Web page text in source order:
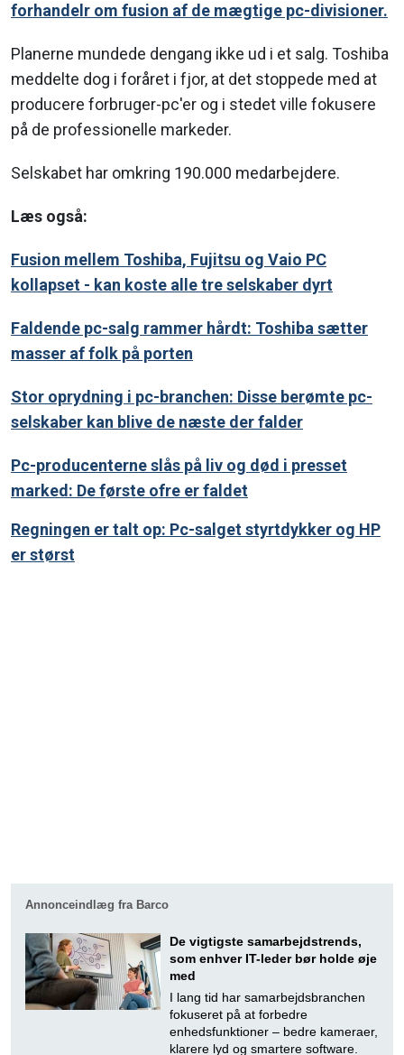
forhandelr om fusion af de mægtige pc-divisioner.
Planerne mundede dengang ikke ud i et salg. Toshiba
meddelte dog i foråret i fjor, at det stoppede med at
producere forbruger-pc'er og i stedet ville fokusere
på de professionelle markeder.
Selskabet har omkring 190.000 medarbejdere.
Læs også:
Fusion mellem Toshiba, Fujitsu og Vaio PC
kollapset - kan koste alle tre selskaber dyrt
Faldende pc-salg rammer hårdt: Toshiba sætter
masser af folk på porten
Stor oprydning i pc-branchen: Disse berømte pc-
selskaber kan blive de næste der falder
Pc-producenterne slås på liv og død i presset
marked: De første ofre er faldet
Regningen er talt op: Pc-salget styrtdykker og HP
er størst
Annonceindlæg fra Barco
De vigtigste samarbejdstrends,
som enhver IT-leder bør holde øje
med
I lang tid har samarbejdsbranchen
fokuseret på at forbedre
enhedsfunktioner – bedre kameraer,
klarere lyd og smartere software.